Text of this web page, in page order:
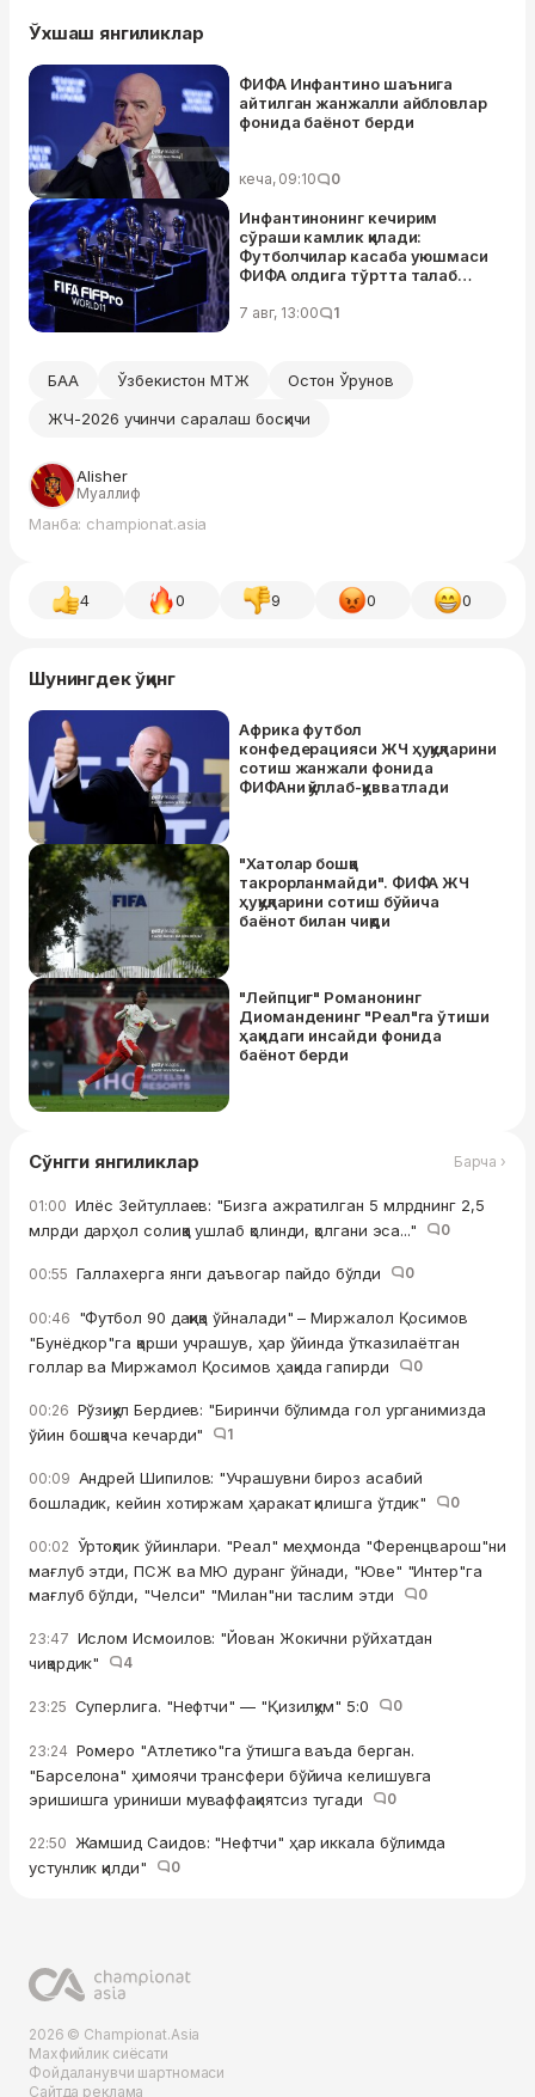
Ўхшаш янгиликлар
ФИФА Инфантино шаънига
айтилган жанжалли айбловлар
фонида баёнот берди
кеча, 09:10 0
Инфантинонинг кечирим
сўраши камлик қилади:
Футболчилар касаба уюшмаси
ФИФА олдига тўртта талаб
7 авг, 13:00 1
БАА Ўзбекистон МТЖ
Остон Ўрунов
ЖЧ-2026 учинчи саралаш босқичи
Alisher
Муаллиф
Манба: championat.asia
4 0 9 0 0
Шунингдек ўқинг
Африка футбол
конфедерацияси ЖЧ ҳуқуқларини
сотиш жанжали фонида
ФИФАни қўллаб-қувватлади
"Хатолар бошқа
такрорланмайди". ФИФА ЖЧ
ҳуқуқларини сотиш бўйича
баёнот билан чиқди
"Лейпциг" Романонинг
Диомандeнинг "Реал"га ўтиши
ҳақидаги инсайди фонида
баёнот берди
Сўнгги янгиликлар Барча ›
01:00 Илёс Зейтуллаев: "Бизга ажратилган 5 млрднинг 2,5
млрди дарҳол солиққа ушлаб қолинди, қолгани эса..."
0
00:55 Галлахерга янги даъвогар пайдо бўлди 0
00:46 "Футбол 90 дақиқа ўйналади" – Миржалол Қосимов
"Бунёдкор"га қарши учрашув, ҳар ўйинда ўтказилаётган
голлар ва Миржамол Қосимов ҳақида гапирди
0
00:26 Рўзиқул Бердиев: "Биринчи бўлимда гол урганимизда
ўйин бошқача кечарди"
1
00:09 Андрей Шипилов: "Учрашувни бироз асабий
бошладик, кейин хотиржам ҳаракат қилишга ўтдик"
0
00:02 Ўртоқлик ўйинлари. "Реал" меҳмонда "Ференцварош"ни
мағлуб этди, ПСЖ ва МЮ дуранг ўйнади, "Юве" "Интер"га
мағлуб бўлди, "Челси" "Милан"ни таслим этди
0
23:47 Ислом Исмоилов: "Йован Жокични рўйхатдан
чиқардик"
4
23:25 Суперлига. "Нефтчи" — "Қизилқум" 5:0 0
23:24 Ромеро "Атлетико"га ўтишга ваъда берган.
"Барселона" ҳимоячи трансфери бўйича келишувга
эришишга уриниши муваффақиятсиз тугади
0
22:50 Жамшид Саидов: "Нефтчи" ҳар иккала бўлимда
устунлик қилди"
0
2026 © Championat.Asia
Махфийлик сиёсати
Фойдаланувчи шартномаси
Сайтда реклама